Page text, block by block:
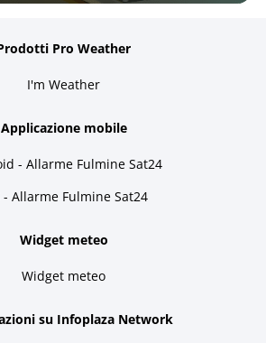
Pro Weather
I'm Weather
Applicazione mobile
- Allarme Fulmine Sat24
- Allarme Fulmine Sat24
Widget meteo
Widget meteo
su Infoplaza Network